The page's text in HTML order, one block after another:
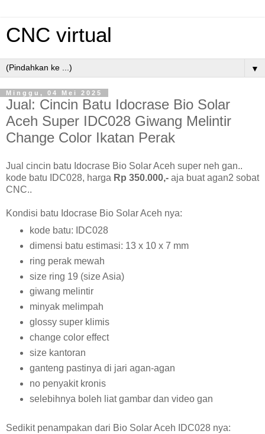
CNC virtual
▼
Minggu, 04 Mei 2025
Jual: Cincin Batu Idocrase Bio Solar
Aceh Super IDC028 Giwang Melintir
Change Color Ikatan Perak
Jual cincin batu Idocrase Bio Solar Aceh super neh gan..
kode batu IDC028, harga Rp 350.000,- aja buat agan2 sobat
CNC..
Kondisi batu Idocrase Bio Solar Aceh nya:
kode batu: IDC028
dimensi batu estimasi: 13 x 10 x 7 mm
ring perak mewah
size ring 19 (size Asia)
giwang melintir
minyak melimpah
glossy super klimis
change color effect
size kantoran
ganteng pastinya di jari agan-agan
no penyakit kronis
selebihnya boleh liat gambar dan video gan
Sedikit penampakan dari Bio Solar Aceh IDC028 nya: